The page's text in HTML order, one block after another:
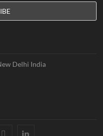
Delhi India
twitter linkedin